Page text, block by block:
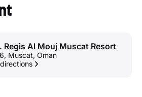
Regis Al Mouj Muscat Resort
Muscat, Oman